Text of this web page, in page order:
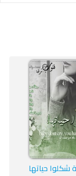
شكلوا حياتها